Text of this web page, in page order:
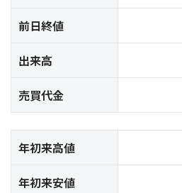
前日終値
出来高
売買代金
年初来高値
年初来安値